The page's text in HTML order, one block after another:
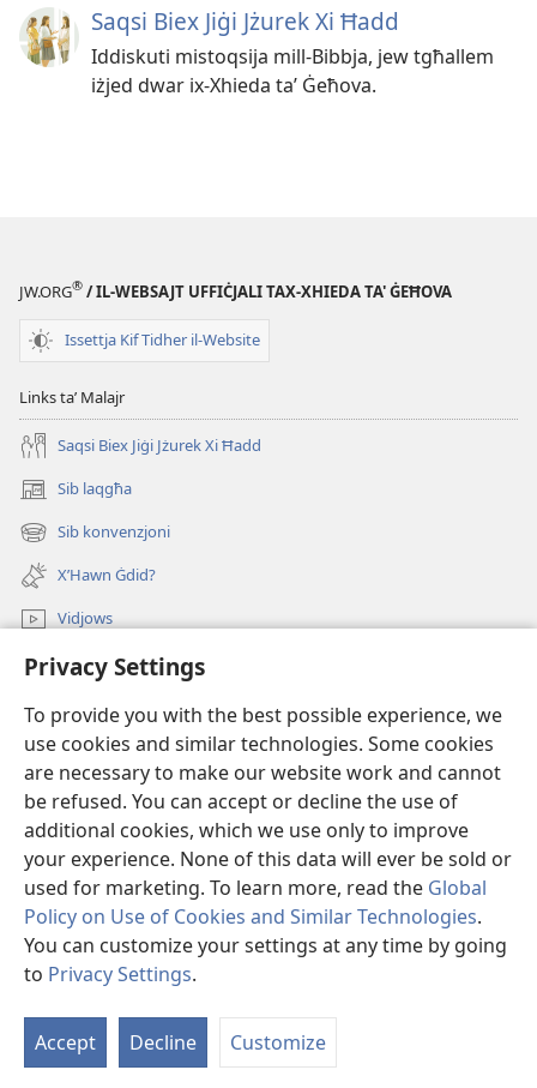
Privacy Settings
To provide you with the best possible experience, we
use cookies and similar technologies. Some cookies
are necessary to make our website work and cannot
be refused. You can accept or decline the use of
additional cookies, which we use only to improve
your experience. None of this data will ever be sold or
used for marketing. To learn more, read the Global
Policy on Use of Cookies and Similar Technologies.
You can customize your settings at any time by going
to Privacy Settings.
Accept Decline Customize
Saqsi Biex Jiġi Jżurek Xi Ħadd
Iddiskuti mistoqsija mill-Bibbja, jew tgħallem
iżjed dwar ix-Xhieda taʼ Ġeħova.
JW.ORG® / IL-WEBSAJT UFFIĊJALI TAX-XHIEDA TA' ĠEĦOVA
Issettja Kif Tidher il-Website
Links taʼ Malajr
Saqsi Biex Jiġi Jżurek Xi Ħadd
Sib laqgħa
(opens
new
window)
Sib konvenzjoni
(opens
new
window)
X’Hawn Ġdid?
Vidjows
Fittex f’JW.ORG
Donazzjonijiet
(opens
new
window)LIBRERIJA ONLAJN tat-Torri tal-Għassa
(opens
new
window)JW Hub ®
(opens
new
window)
Copyright© 2026 Watch Tower Bible and Tract Society of Pennsylvania.
TERMINI TAL-UŻU|